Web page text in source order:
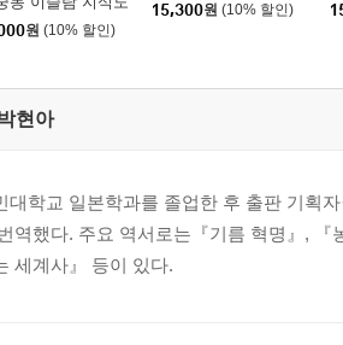
업 도시-산업혁명이 일으킨 세계사의 큰
- 왕족, 귀족의 문장에서 근대 국가의 상징
기관 - 자본주의 경제를 약동시킨 새로운
바, 레스토랑 - 시민 혁명으로 풍요로워진
- 지구를 한없이 좁힌 신흥 산업
원 (10% 할인)
15,300원 (10% 할인)
현아
대학교 일본학과를 졸업한 후 출판 기획
역했다. 주요 역서로는『기름 혁명』,
세계사』 등이 있다.